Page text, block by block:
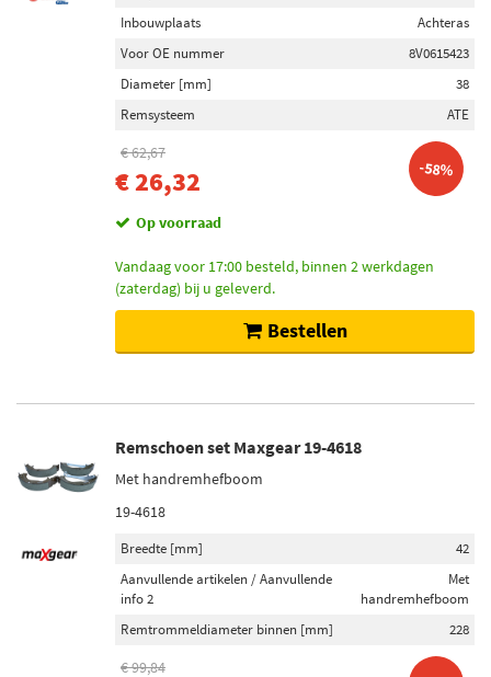
Inbouwplaats
Achteras
Voor OE nummer
8V0615423
Diameter [mm]
38
Remsysteem
ATE
€ 62,67
€ 26,32 -58%
Op voorraad
Vandaag voor 17:00 besteld, binnen 2 werkdagen
(zaterdag) bij u geleverd.
Bestellen
Remschoen set Maxgear 19-4618
Met handremhefboom
19-4618
Breedte [mm]
42
Aanvullende artikelen / Aanvullende
info 2
Met
handremhefboom
Remtrommeldiameter binnen [mm]
228
€ 99,84